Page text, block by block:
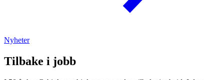
Nyheter
Tilbake i jobb